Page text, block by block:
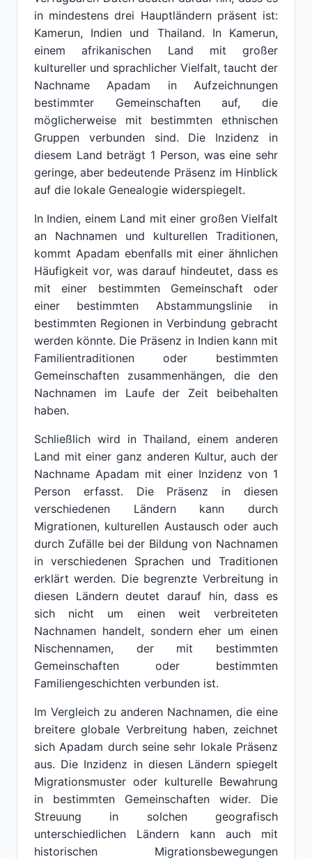
in mindestens drei Hauptländern präsent ist:
Kamerun, Indien und Thailand. In Kamerun,
einem afrikanischen Land mit großer
kultureller und sprachlicher Vielfalt, taucht der
Nachname Apadam in Aufzeichnungen
bestimmter Gemeinschaften auf, die
möglicherweise mit bestimmten ethnischen
Gruppen verbunden sind. Die Inzidenz in
diesem Land beträgt 1 Person, was eine sehr
geringe, aber bedeutende Präsenz im Hinblick
auf die lokale Genealogie widerspiegelt.
In Indien, einem Land mit einer großen Vielfalt
an Nachnamen und kulturellen Traditionen,
kommt Apadam ebenfalls mit einer ähnlichen
Häufigkeit vor, was darauf hindeutet, dass es
mit einer bestimmten Gemeinschaft oder
einer bestimmten Abstammungslinie in
bestimmten Regionen in Verbindung gebracht
werden könnte. Die Präsenz in Indien kann mit
Familientraditionen oder bestimmten
Gemeinschaften zusammenhängen, die den
Nachnamen im Laufe der Zeit beibehalten
haben.
Schließlich wird in Thailand, einem anderen
Land mit einer ganz anderen Kultur, auch der
Nachname Apadam mit einer Inzidenz von 1
Person erfasst. Die Präsenz in diesen
verschiedenen Ländern kann durch
Migrationen, kulturellen Austausch oder auch
durch Zufälle bei der Bildung von Nachnamen
in verschiedenen Sprachen und Traditionen
erklärt werden. Die begrenzte Verbreitung in
diesen Ländern deutet darauf hin, dass es
sich nicht um einen weit verbreiteten
Nachnamen handelt, sondern eher um einen
Nischennamen, der mit bestimmten
Gemeinschaften oder bestimmten
Familiengeschichten verbunden ist.
Im Vergleich zu anderen Nachnamen, die eine
breitere globale Verbreitung haben, zeichnet
sich Apadam durch seine sehr lokale Präsenz
aus. Die Inzidenz in diesen Ländern spiegelt
Migrationsmuster oder kulturelle Bewahrung
in bestimmten Gemeinschaften wider. Die
Streuung in solchen geografisch
unterschiedlichen Ländern kann auch mit
historischen Migrationsbewegungen